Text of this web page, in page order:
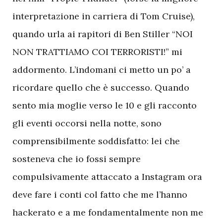
interpretazione in carriera di Tom Cruise),
quando urla ai rapitori di Ben Stiller “NOI
NON TRATTIAMO COI TERRORISTI!” mi
addormento. L’indomani ci metto un po’ a
ricordare quello che è successo. Quando
sento mia moglie verso le 10 e gli racconto
gli eventi occorsi nella notte, sono
comprensibilmente soddisfatto: lei che
sosteneva che io fossi sempre
compulsivamente attaccato a Instagram ora
deve fare i conti col fatto che me l’hanno
hackerato e a me fondamentalmente non me